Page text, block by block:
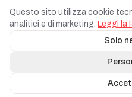
Questo sito utilizza cookie
analitici e di marketing. Leggi la
Solo